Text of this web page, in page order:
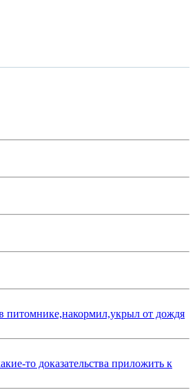
питомнике,накормил,укрыл от дождя
то доказательства приложить к